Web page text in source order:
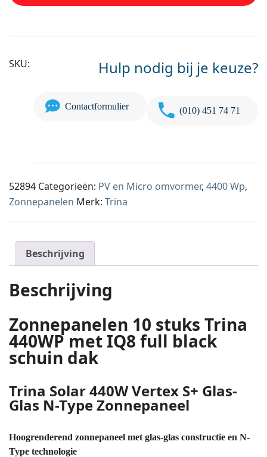
Hulp nodig bij je keuze?
Contactformulier (010) 451 74 71
SKU:
52894 Categorieën: PV en Micro omvormer, 4400 Wp,
Zonnepanelen Merk: Trina
Beschrijving
Beschrijving
Zonnepanelen 10 stuks Trina
440WP met IQ8 full black
schuin dak
Trina Solar 440W Vertex S+ Glas-
Glas N-Type Zonnepaneel
Hoogrenderend zonnepaneel met glas-glas constructie en N-
Type technologie